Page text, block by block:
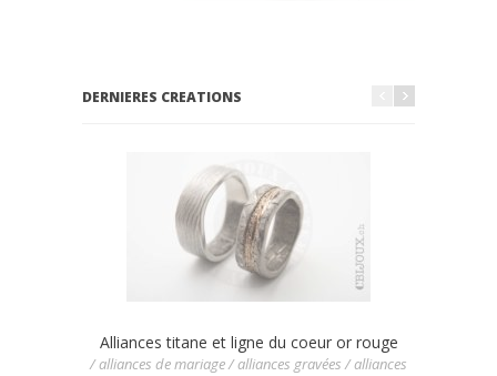
DERNIERES CREATIONS
Alliances titane et ligne du coeur or rouge
/ alliances de mariage / alliances gravées / alliances